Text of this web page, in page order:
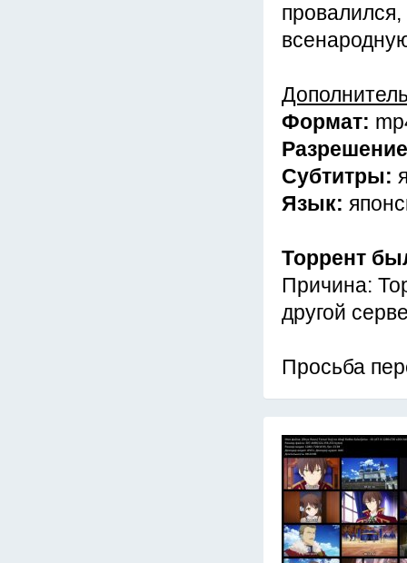
Формат:
Субтитры:
Язык:
Торрент
Причина:
другой
Просьба